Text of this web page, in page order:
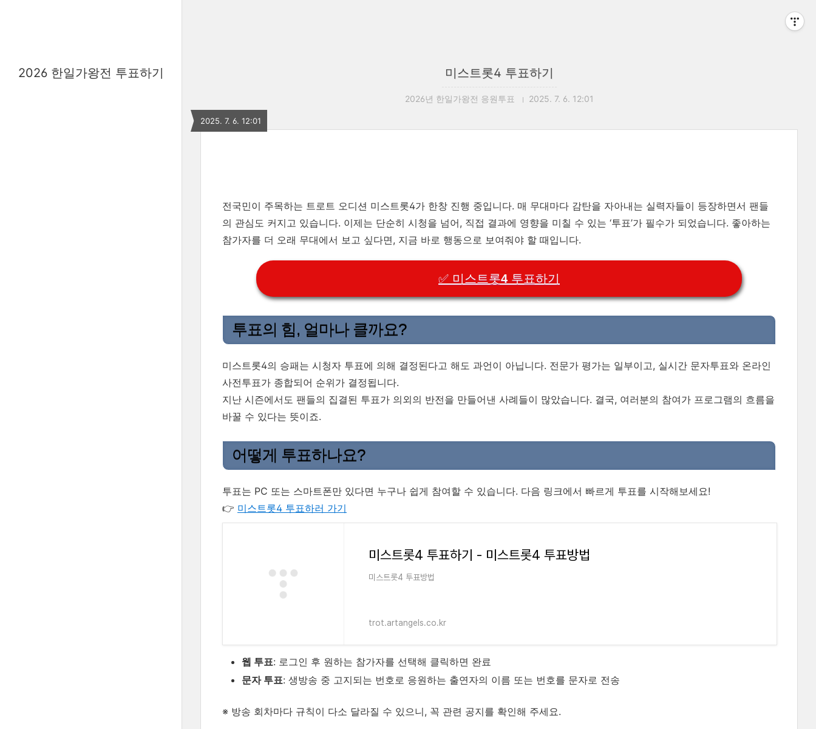
2026 한일가왕전 투표하기 미스트롯4 투표하기
2026년 한일가왕전 응원투표 2025. 7. 6. 12:01
2025. 7. 6. 12:01
전국민이 주목하는 트로트 오디션 미스트롯4가 한창 진행 중입니다. 매 무대마다 감탄을 자아내는 실력자들이 등장하면서 팬들
의 관심도 커지고 있습니다. 이제는 단순히 시청을 넘어, 직접 결과에 영향을 미칠 수 있는 ‘투표’가 필수가 되었습니다. 좋아하는
참가자를 더 오래 무대에서 보고 싶다면, 지금 바로 행동으로 보여줘야 할 때입니다.
✅ 미스트롯4 투표하기
투표의 힘, 얼마나 클까요?
미스트롯4의 승패는 시청자 투표에 의해 결정된다고 해도 과언이 아닙니다. 전문가 평가는 일부이고, 실시간 문자투표와 온라인
사전투표가 종합되어 순위가 결정됩니다.
지난 시즌에서도 팬들의 집결된 투표가 의외의 반전을 만들어낸 사례들이 많았습니다. 결국, 여러분의 참여가 프로그램의 흐름을
바꿀 수 있다는 뜻이죠.
어떻게 투표하나요?
투표는 PC 또는 스마트폰만 있다면 누구나 쉽게 참여할 수 있습니다. 다음 링크에서 빠르게 투표를 시작해보세요!
👉 미스트롯4 투표하러 가기
미스트롯4 투표하기 - 미스트롯4 투표방법
미스트롯4 투표방법
trot.artangels.co.kr
웹 투표: 로그인 후 원하는 참가자를 선택해 클릭하면 완료
문자 투표: 생방송 중 고지되는 번호로 응원하는 출연자의 이름 또는 번호를 문자로 전송
※ 방송 회차마다 규칙이 다소 달라질 수 있으니, 꼭 관련 공지를 확인해 주세요.